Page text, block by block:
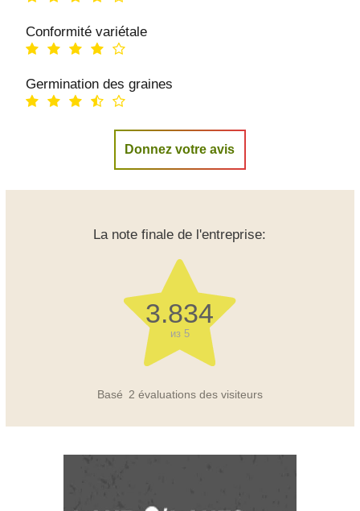
Conformité variétale
Germination des graines
Donnez votre avis
La note finale de l'entreprise:
3.834
Basé 2 évaluations des visiteurs